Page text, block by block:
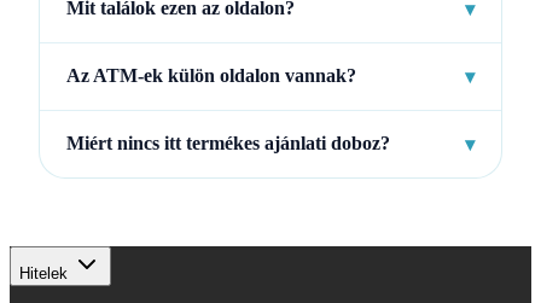
Mit találok ezen az oldalon? ▾
Az ATM-ek külön oldalon vannak? ▾
Miért nincs itt termékes ajánlati doboz? ▾
Hitelek